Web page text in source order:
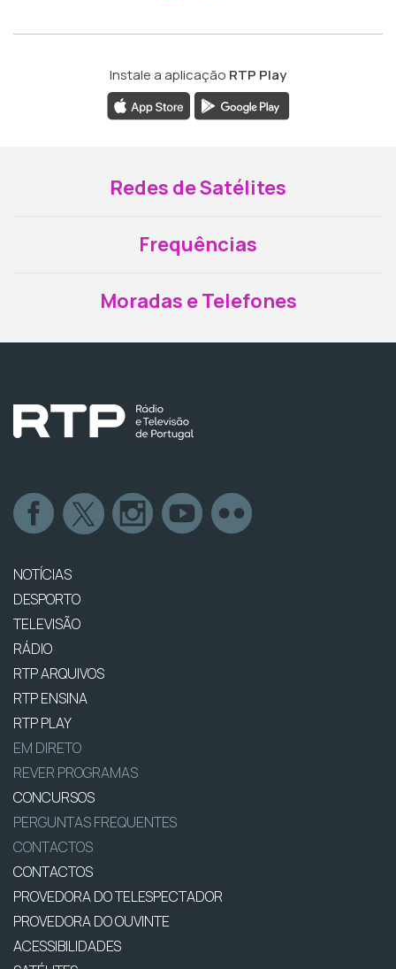
Instale a aplicação RTP Play
Redes de Satélites
Frequências
Moradas e Telefones
NOTÍCIAS
DESPORTO
TELEVISÃO
RÁDIO
RTP ARQUIVOS
RTP ENSINA
RTP PLAY
EM DIRETO
REVER PROGRAMAS
CONCURSOS
PERGUNTAS FREQUENTES
CONTACTOS
CONTACTOS
PROVEDORA DO TELESPECTADOR
PROVEDORA DO OUVINTE
ACESSIBILIDADES